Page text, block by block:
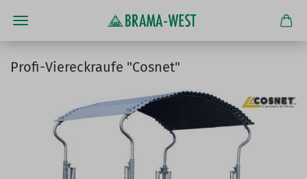
Profi-Viereckraufe "Cosnet"